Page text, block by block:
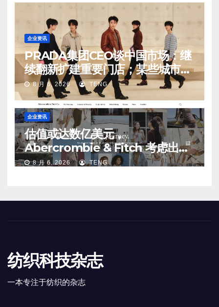
企业资讯
PRADA集团CEO谈中国市场：继
续翻新扩建重要门店；某些城市的
第二、第三店不再有价值
8 月 6, 2026 TENG
企业资讯
估值或达数亿美元，
Abercrombie & Fitch 考虑出售
中国业务部分股权
8 月 6, 2026 TENG
纺织科技杂志
一本专注于纺织的杂志